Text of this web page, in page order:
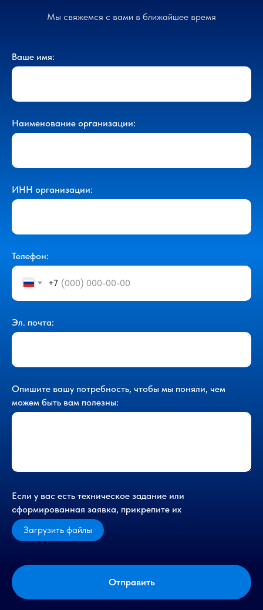
Мы свяжемся с вами в ближайшее время
Ваше имя:
Наименование организации:
ИНН организации:
Телефон:
+7
Эл. почта:
Опишите вашу потребность, чтобы мы поняли, чем
можем быть вам полезны:
Если у вас есть техническое задание или
сформированная заявка, прикрепите их
Загрузить файлы
Отправить